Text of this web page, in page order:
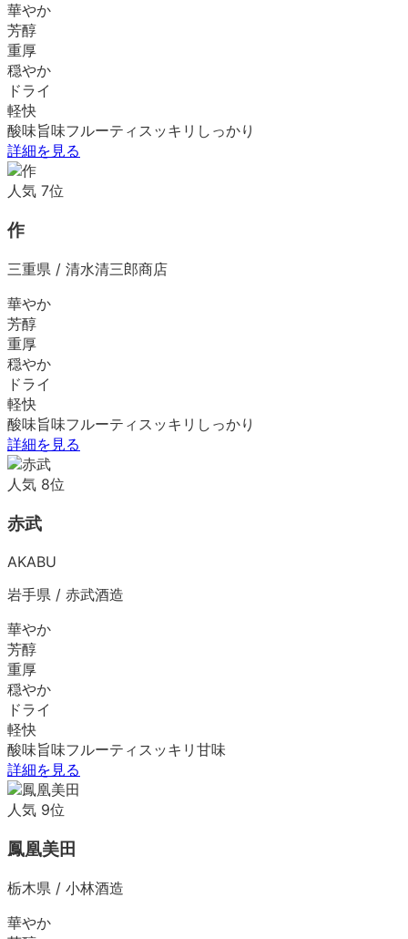
華やか
芳醇
重厚
穏やか
ドライ
軽快
酸味旨味フルーティ スッキリ しっかり
詳細を見る
人気 7位
作
三重県 / 清水清三郎商店
華やか
芳醇
重厚
穏やか
ドライ
軽快
酸味旨味フルーティ スッキリ しっかり
詳細を見る
人気 8位
赤武
AKABU
岩手県 / 赤武酒造
華やか
芳醇
重厚
穏やか
ドライ
軽快
酸味旨味フルーティ スッキリ 甘味
詳細を見る
人気 9位
鳳凰美田
栃木県 / 小林酒造
華やか